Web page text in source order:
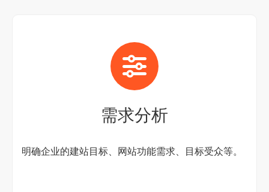
需求分析
明确企业的建站目标、网站功能需求、目标受众等。